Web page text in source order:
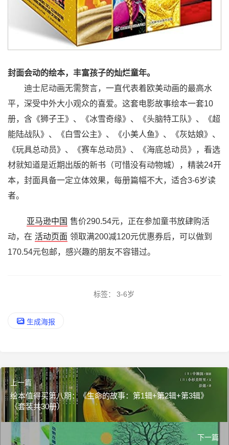
封面会动的绘本，丰富孩子的灿烂童年。
迪士尼动画无需赘言，一直代表着欧美动画的最高水
平，深受中外大小观众的喜爱。这套电影故事绘本一套10
册，含《狮子王》、《冰雪奇缘》、《头脑特工队》、《超
能陆战队》、《白雪公主》、《小美人鱼》、《灰姑娘》、
《玩具总动员》、《赛车总动员》、《海底总动员》，看选
材就知道是近期出版的新书（可惜没有动物城），精装24开
本，封面具备一定立体效果，每册篇幅不大，适合3-6岁读
者。
亚马逊中国 售价290.54元，正在参加童书放肆购活
动，在 活动页面 领取满200减120元优惠券后，可以做到
170.54元包邮，感兴趣的朋友不容错过。
标签： 3-6岁
生成海报
上一篇
绘本值得买第八期：《生命的故事：第1辑+第2辑+第3辑》
（套装共30册）
下一篇